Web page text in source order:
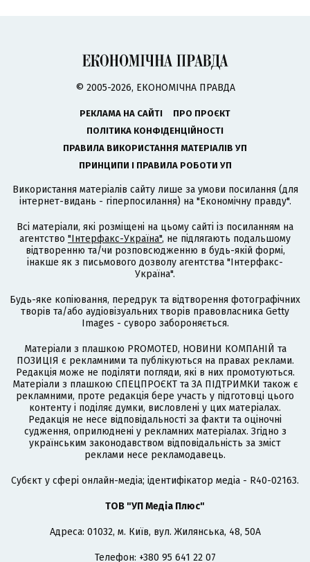
© 2005-2026, ЕКОНОМІЧНА ПРАВДА
РЕКЛАМА НА САЙТІ
ПРО ПРОЄКТ
ПОЛІТИКА КОНФІДЕНЦІЙНОСТІ
ПРАВИЛА ВИКОРИСТАННЯ МАТЕРІАЛІВ УП
ПРИНЦИПИ І ПРАВИЛА РОБОТИ УП
Використання матеріалів сайту лише за умови посилання (для
інтернет-видань - гіперпосилання) на "Економічну правду".
Всі матеріали, які розміщені на цьому сайті із посиланням на
агентство "Інтерфакс-Україна", не підлягають подальшому
відтворенню та/чи розповсюдженню в будь-якій формі,
інакше як з письмового дозволу агентства "Інтерфакс-
Україна".
Будь-яке копіювання, передрук та відтворення фотографічних
творів та/або аудіовізуальних творів правовласника Getty
Images - суворо забороняється.
Матеріали з плашкою PROMOTED, НОВИНИ КОМПАНІЙ та
ПОЗИЦІЯ є рекламними та публікуються на правах реклами.
Редакція може не поділяти погляди, які в них промотуються.
Матеріали з плашкою СПЕЦПРОЄКТ та ЗА ПІДТРИМКИ також є
рекламними, проте редакція бере участь у підготовці цього
контенту і поділяє думки, висловлені у цих матеріалах.
Редакція не несе відповідальності за факти та оціночні
судження, оприлюднені у рекламних матеріалах. Згідно з
українським законодавством відповідальність за зміст
реклами несе рекламодавець.
Cубєкт у сфері онлайн-медіа; ідентифікатор медіа - R40-02163.
ТОВ "УП Медіа Плюс"
Адреса: 01032, м. Київ, вул. Жилянська, 48, 50А
Телефон: +380 95 641 22 07